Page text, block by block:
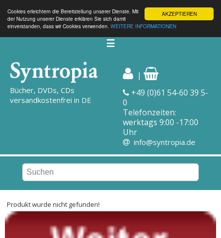
AKZEPTIEREN
Cookies erleichtern die Bereitstellung unserer Dienste. Mit
der Nutzung unserer Dienste erklären Sie sich damit
einverstanden, dass wir Cookies verwenden. WEITERE INFORMATIONEN
☰
Bücher, DVDs, CDs
versandkostenfrei in DE
|
+49 (0)61 54-60 39 5-
0
Telefonzeiten:
werktags 9:00 -17:00
Uhr
info@syntropia.de
Produkt wurde nicht gefunden!